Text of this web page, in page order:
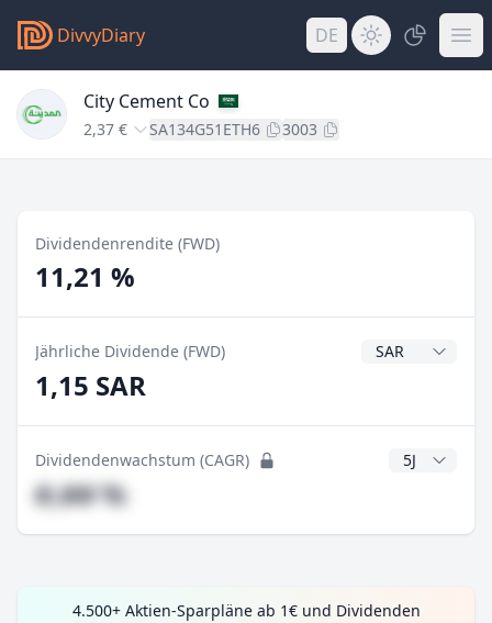
DivvyDiary DE
City Cement Co
2,37 € SA134G51ETH6 3003
Dividendenrendite (FWD)
11,21 %
Jährliche Dividende (FWD)
1,15 SAR
Dividendenwachstum (CAGR) CAGR Jahre
#,## %
4.500+ Aktien-Sparpläne ab 1€ und Dividenden